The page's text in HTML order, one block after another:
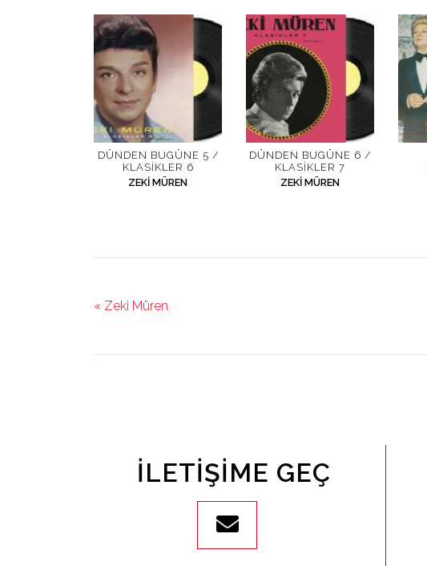
DÜNDEN BUGÜNE 5 /
KLASIKLER 6
ZEKI MÜREN
DÜNDEN BUGÜNE 6 /
KLASIKLER 7
ZEKI MÜREN
« Zeki Müren
İLETIŞIME GEÇ